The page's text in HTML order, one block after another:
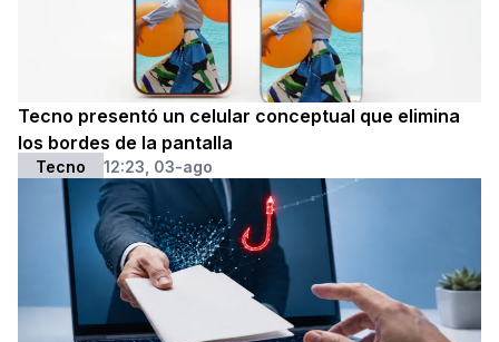
Tecno presentó un celular conceptual que elimina
los bordes de la pantalla
Tecno 12:23, 03-ago